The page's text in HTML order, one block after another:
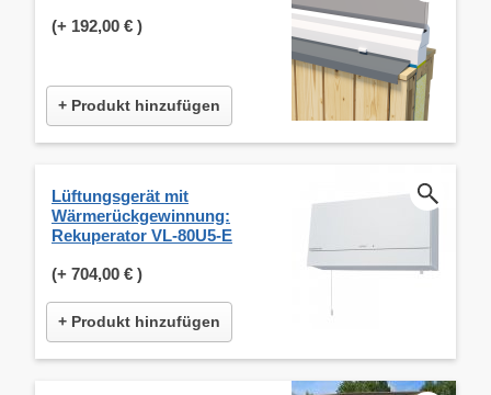
(+ 192,00 € )
+ Produkt hinzufügen
Lüftungsgerät mit
Wärmerückgewinnung:
Rekuperator VL-80U5-E
(+ 704,00 € )
+ Produkt hinzufügen